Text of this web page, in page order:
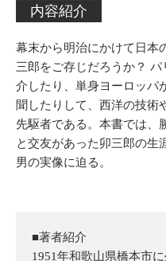
内容紹介
幕末から明治にかけて日本
三郎をご存じだろうか？
介したり、単身ヨーロッパ
聞したりして、西洋の技術
先駆者である。本書では、
と交友があった卯三郎の生
男の実像に迫る。
■著者紹介
1951年和歌山県橋本市